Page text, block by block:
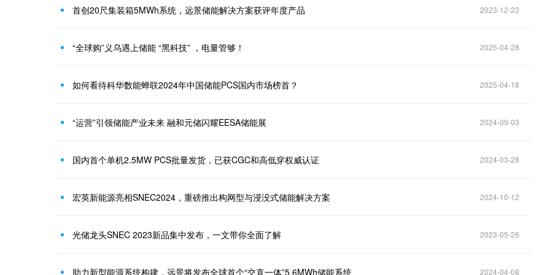
首创20尺集装箱5MWh系统，远景储能解决方案获评年度产品​ 2023-12-23
“全球购”义乌遇上储能 “黑科技” ，电量管够！ 2025-04-28
如何看待科华数能蝉联2024年中国储能PCS国内市场榜首？ 2025-04-18
“运营”引领储能产业未来 融和元储闪耀EESA储能展 2024-09-03
国内首个单机2.5MW PCS批量发货，已获CGC和高低穿权威认证 2024-03-28
宏英新能源亮相SNEC2024，重磅推出构网型与浸没式储能解决方案 2024-10-12
光储龙头SNEC 2023新品集中发布，一文带你全面了解 2023-05-26
助力新型能源系统构建，远景将发布全球首个“交直一体”5.6MWh储能系统 2024-04-08